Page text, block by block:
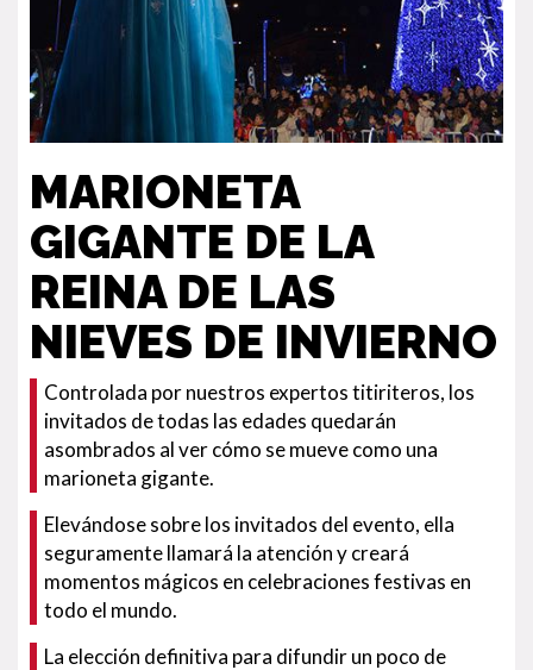
MARIONETA
GIGANTE DE LA
REINA DE LAS
NIEVES DE INVIERNO
Controlada por nuestros expertos titiriteros, los
invitados de todas las edades quedarán
asombrados al ver cómo se mueve como una
marioneta gigante.
Elevándose sobre los invitados del evento, ella
seguramente llamará la atención y creará
momentos mágicos en celebraciones festivas en
todo el mundo.
La elección definitiva para difundir un poco de